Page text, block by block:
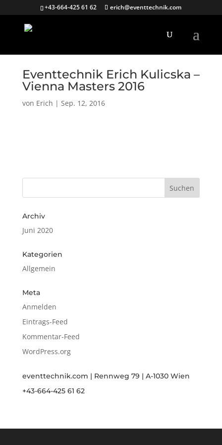
+43-664-425 61 62 erich@eventtechnik.com
Eventtechnik Erich Kulicska –
Vienna Masters 2016
von Erich | Sep. 12, 2016
Archiv
Juni 2020
Kategorien
Allgemein
Meta
Anmelden
Eintrags-Feed
Kommentar-Feed
WordPress.org
eventtechnik.com | Rennweg 79 | A-1030 Wien
+43-664-425 61 62